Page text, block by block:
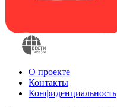
О проекте
Контакты
Конфиденциальность